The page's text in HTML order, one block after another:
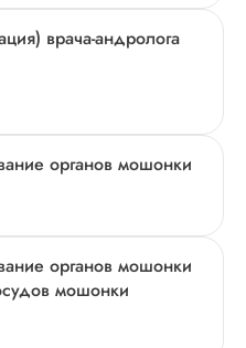
врача-андролога
органов мошонки
органов мошонки
мошонки